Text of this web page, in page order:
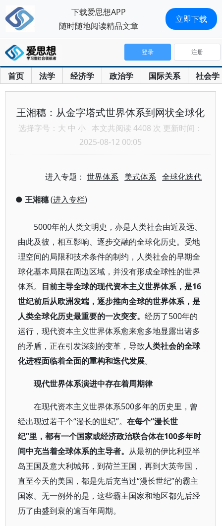
首页 法学 经济学 政治学 国际关系 社会学
登录 注册
王湘穗：从金字塔式世界体系到网状全球化
选择字号： 大 中 小 本文共阅读 4408 次 更新时间：
2025-08-12 00:05
进入专题：世界体系 美式体系 全球化迭代
● 王湘穗(进入专栏)
5000年的人类文明史，亦是人类社会由近及远、
由此及彼，相互影响、逐步交融的全球化历史。受地
理空间的局限和技术条件的制约，人类社会的早期全
球化基本局限在周边区域，并没有形成全球性的世界
体系。 目前主导全球的现代资本主义世界体系，是16
世纪前后从欧洲发端，逐步推向全球的世界体系，是
人类全球化历史最重要的一次突变。 经历了500年的
运行，现代资本主义世界体系愈来愈多地显露出诸多
的矛盾，正在引发深刻的变革，导致人类社会的全球
化进程面临着全面的重构和迭代发展。
现代世界体系演进中存在着周期律
在现代资本主义世界体系500多年的历史里，曾
经出现过若干个“漫长的世纪”。 在每个“漫长世
纪”里，都有一个国家或经济政治联合体在100多年时
间中充当着全球体系的主导者。 从最初的伊比利亚半
岛王国及意大利城邦，到荷兰王国，再到大英帝国，
直至今天的美国，都是先后充当过“漫长世纪”的霸主
国家。无一例外的是，这些霸主国家和地区都先后经
历了由盛到衰的逾百年周期。
下载爱思想APP
随时随地阅读精品文章
立即下载